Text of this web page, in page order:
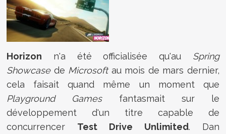
Horizon n'a été officialisée qu'au Spring
Showcasede Microsoftau mois de mars dernier,
cela faisait quand même un moment que
Playground Gamesfantasmait sur le
développement d'un titre capable de
concurrencer Test Drive Unlimited. Dan